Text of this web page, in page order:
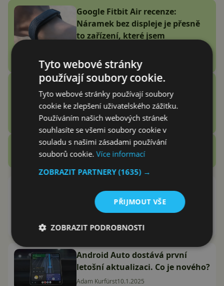
Google Fitbit Air recenze:
Náramek bez displeje je přesně
to zařízení, které jsem
Adam Kurfürst
Vention Echo Lite E11 Pro
recenze: jsou sluchátka za 3
stovky zlatý grál nebo podfuk?
Vašek Švec
Zobrazit další
Recenze
miliard stažení. Používáte ji,
nebo preferujete konkurenci?
Adam Kurfürst31.1.2025
Android Auto dostává první
letošní aktualizaci. Co je nového?
Adam Kurfürst10.1.2025
Tyto webové stránky
používají soubory cookie.
Tyto webové stránky používají soubory
cookie ke zlepšení uživatelského zážitku.
Používáním našich webových stránek
souhlasíte se všemi soubory cookie v
souladu s našimi zásadami používání
souborů cookie.Více informací
ZOBRAZIT PARTNERY(1635) →
PŘIJMOUT VŠE
ZOBRAZIT PODROBNOSTI